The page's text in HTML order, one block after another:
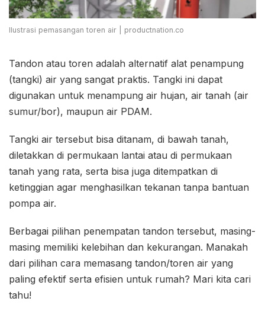
Ilustrasi pemasangan toren air | productnation.co
Tandon atau toren adalah alternatif alat penampung
(tangki) air yang sangat praktis. Tangki ini dapat
digunakan untuk menampung air hujan, air tanah (air
sumur/bor), maupun air PDAM.
Tangki air tersebut bisa ditanam, di bawah tanah,
diletakkan di permukaan lantai atau di permukaan
tanah yang rata, serta bisa juga ditempatkan di
ketinggian agar menghasilkan tekanan tanpa bantuan
pompa air.
Berbagai pilihan penempatan tandon tersebut, masing-
masing memiliki kelebihan dan kekurangan. Manakah
dari pilihan cara memasang tandon/toren air yang
paling efektif serta efisien untuk rumah? Mari kita cari
tahu!